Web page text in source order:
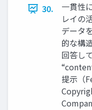
30.
一貫性
レイの
データ
的な構
回答し
提示（